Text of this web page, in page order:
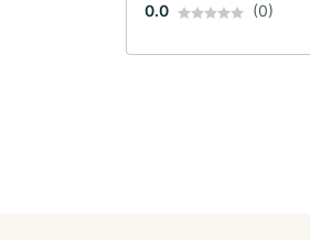
0.0 (0)